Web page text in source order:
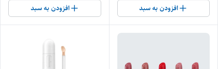
افزودن به سبد افزودن به سبد